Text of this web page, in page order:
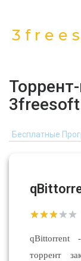
Бесплатные
qBittorrent -
торрент